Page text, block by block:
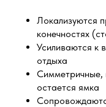
Локализуются
конечностях
Усиливаются к
отдыха
Симметричные,
остается ямка